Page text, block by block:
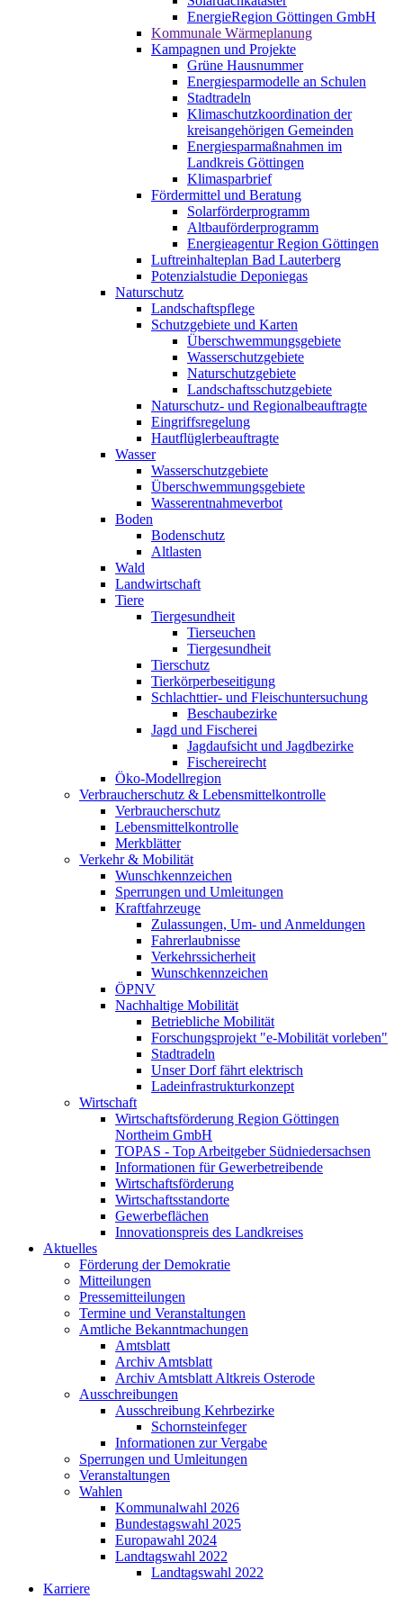
EnergieRegion Göttingen GmbH
Kommunale Wärmeplanung
Kampagnen und Projekte
Grüne Hausnummer
Energiesparmodelle an Schulen
Stadtradeln
Klimaschutzkoordination der
kreisangehörigen Gemeinden
Energiesparmaßnahmen im
Landkreis Göttingen
Klimasparbrief
Fördermittel und Beratung
Solarförderprogramm
Altbauförderprogramm
Energieagentur Region Göttingen
Luftreinhalteplan Bad Lauterberg
Potenzialstudie Deponiegas
Naturschutz
Landschaftspflege
Schutzgebiete und Karten
Überschwemmungsgebiete
Wasserschutzgebiete
Naturschutzgebiete
Landschaftsschutzgebiete
Naturschutz- und Regionalbeauftragte
Eingriffsregelung
Hautflüglerbeauftragte
Wasser
Wasserschutzgebiete
Überschwemmungsgebiete
Wasserentnahmeverbot
Boden
Bodenschutz
Altlasten
Wald
Landwirtschaft
Tiere
Tiergesundheit
Tierseuchen
Tiergesundheit
Tierschutz
Tierkörperbeseitigung
Schlachttier- und Fleischuntersuchung
Beschaubezirke
Jagd und Fischerei
Jagdaufsicht und Jagdbezirke
Fischereirecht
Öko-Modellregion
Verbraucherschutz & Lebensmittelkontrolle
Verbraucherschutz
Lebensmittelkontrolle
Merkblätter
Verkehr & Mobilität
Wunschkennzeichen
Sperrungen und Umleitungen
Kraftfahrzeuge
Zulassungen, Um- und Anmeldungen
Fahrerlaubnisse
Verkehrssicherheit
Wunschkennzeichen
ÖPNV
Nachhaltige Mobilität
Betriebliche Mobilität
Forschungsprojekt "e-Mobilität vorleben"
Stadtradeln
Unser Dorf fährt elektrisch
Ladeinfrastrukturkonzept
Wirtschaft
Wirtschaftsförderung Region Göttingen
Northeim GmbH
TOPAS - Top Arbeitgeber Südniedersachsen
Informationen für Gewerbetreibende
Wirtschaftsförderung
Wirtschaftsstandorte
Gewerbeflächen
Innovationspreis des Landkreises
Aktuelles
Förderung der Demokratie
Mitteilungen
Pressemitteilungen
Termine und Veranstaltungen
Amtliche Bekanntmachungen
Amtsblatt
Archiv Amtsblatt
Archiv Amtsblatt Altkreis Osterode
Ausschreibungen
Ausschreibung Kehrbezirke
Schornsteinfeger
Informationen zur Vergabe
Sperrungen und Umleitungen
Veranstaltungen
Wahlen
Kommunalwahl 2026
Bundestagswahl 2025
Europawahl 2024
Landtagswahl 2022
Landtagswahl 2022
Karriere